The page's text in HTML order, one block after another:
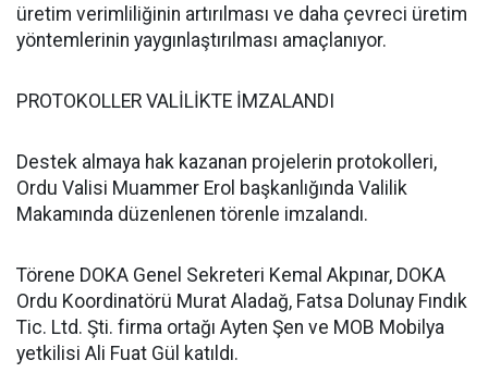
üretim verimliliğinin artırılması ve daha çevreci üretim
yöntemlerinin yaygınlaştırılması amaçlanıyor.
PROTOKOLLER VALİLİKTE İMZALANDI
Destek almaya hak kazanan projelerin protokolleri,
Ordu Valisi Muammer Erol başkanlığında Valilik
Makamında düzenlenen törenle imzalandı.
Törene DOKA Genel Sekreteri Kemal Akpınar, DOKA
Ordu Koordinatörü Murat Aladağ, Fatsa Dolunay Fındık
Tic. Ltd. Şti. firma ortağı Ayten Şen ve MOB Mobilya
yetkilisi Ali Fuat Gül katıldı.